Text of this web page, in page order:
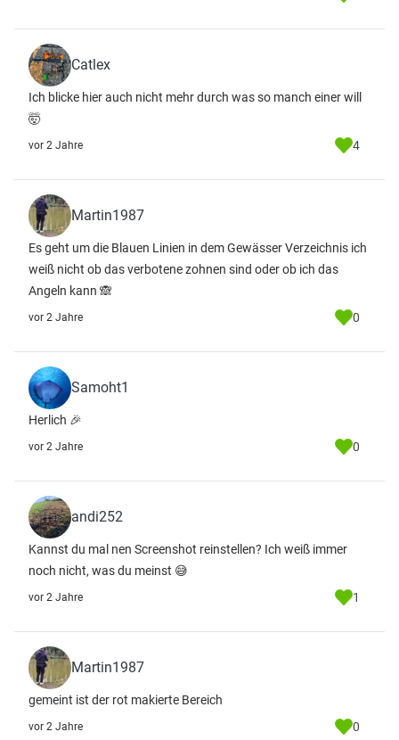
Catlex
Ich blicke hier auch nicht mehr durch was so manch einer will
🤯
vor 2 Jahre 4
Martin1987
Es geht um die Blauen Linien in dem Gewässer Verzeichnis ich
weiß nicht ob das verbotene zohnen sind oder ob ich das
Angeln kann 🙈
vor 2 Jahre 0
Samoht1
Herlich 🎉
vor 2 Jahre 0
andi252
Kannst du mal nen Screenshot reinstellen? Ich weiß immer
noch nicht, was du meinst 😅
vor 2 Jahre 1
Martin1987
gemeint ist der rot makierte Bereich
vor 2 Jahre 0